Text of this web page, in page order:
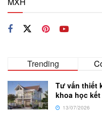
Trending
Tư vấn thiết
khoa học
13/07/2026